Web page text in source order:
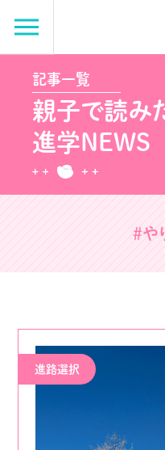
記事一覧
親子で読み
進学NEWS
#や
進路選択